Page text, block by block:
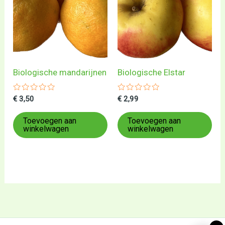
Biologische mandarijnen
Gewaardeerd
uit
5
€ 3,50
Toevoegen aan
winkelwagen
Biologische Elstar
Gewaardeerd
uit
5
€ 2,99
Toevoegen aan
winkelwagen